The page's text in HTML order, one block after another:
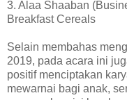
3. Alaa Shaaban
Breakfast Cereals
Selain membahas
2019, pada acara ini
positif menciptakan
mewarnai bagi anak,